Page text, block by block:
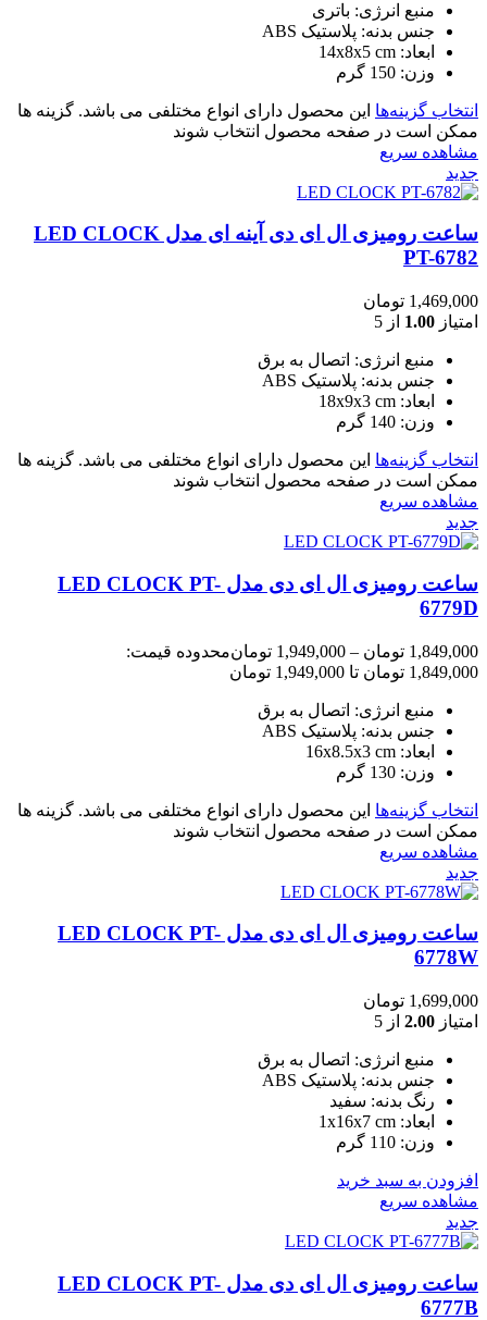
منبع انرژی: باتری
جنس بدنه: پلاستیک ABS
ابعاد: 14x8x5 cm
وزن: 150 گرم
انتخاب گزینه‌ها این محصول دارای انواع مختلفی می باشد. گزینه ها
ممکن است در صفحه محصول انتخاب شوند
مشاهده سریع
جدید
ساعت رومیزی ال ای دی آینه ای مدل LED CLOCK
PT-6782
1,469,000 تومان
امتیاز 1.00 از 5
منبع انرژی: اتصال به برق
جنس بدنه: پلاستیک ABS
ابعاد: 18x9x3 cm
وزن: 140 گرم
انتخاب گزینه‌ها این محصول دارای انواع مختلفی می باشد. گزینه ها
ممکن است در صفحه محصول انتخاب شوند
مشاهده سریع
جدید
ساعت رومیزی ال ای دی مدل LED CLOCK PT-
6779D
1,849,000 تومان –
1,949,000 تومانمحدوده قیمت:
1,849,000 تومان تا 1,949,000 تومان
منبع انرژی: اتصال به برق
جنس بدنه: پلاستیک ABS
ابعاد: 16x8.5x3 cm
وزن: 130 گرم
انتخاب گزینه‌ها این محصول دارای انواع مختلفی می باشد. گزینه ها
ممکن است در صفحه محصول انتخاب شوند
مشاهده سریع
جدید
ساعت رومیزی ال ای دی مدل LED CLOCK PT-
6778W
1,699,000 تومان
امتیاز 2.00 از 5
منبع انرژی: اتصال به برق
جنس بدنه: پلاستیک ABS
رنگ بدنه: سفید
ابعاد: 1x16x7 cm
وزن: 110 گرم
افزودن به سبد خرید
مشاهده سریع
جدید
ساعت رومیزی ال ای دی مدل LED CLOCK PT-
6777B